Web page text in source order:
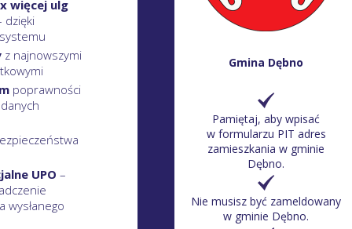
więcej ulg
dzięki
z najnowszymi
poprawności
UPO –
wysłanego
Gmina Dębno
Pamiętaj, aby wpisać
w formularzu PIT adres
zamieszkania w gminie
Dębno.
Nie musisz być zameldowany
w gminie Dębno.